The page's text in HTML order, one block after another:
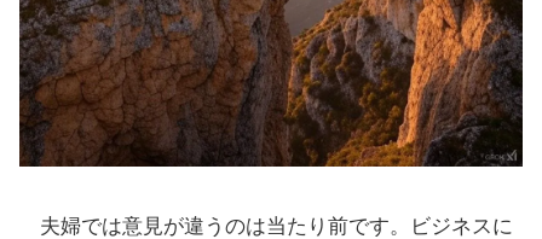
夫婦では意見が違うのは当たり前です。ビジネスに